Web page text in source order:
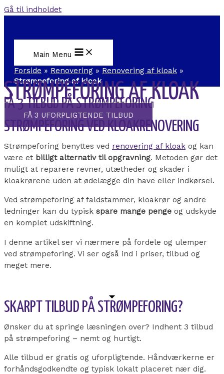
Gå til indholdet
Main Menu
Forside » Renovering » Renovering af kloak »
Strømpeforing af kloak
STRØMPEFORING AF KLOAK
FÅ 3 TILBUD PÅ STRØMPEFORING
FÅ 3 UFORPLIGTENDE TILBUD
STRØMPEFORING VED KLOAKRENOVERING
Strømpeforing benyttes ved renovering af kloak og kan
være et billigt alternativ til opgravning. Metoden gør det
muligt at reparere revner, utætheder og skader i
kloakrørene uden at ødelægge din have eller indkørsel.
Ved strømpeforing af faldstammer, kloakrør og andre
ledninger kan du typisk spare mange penge og udskyde
en komplet udskiftning.
I denne artikel ser vi nærmere på fordele og ulemper
ved strømpeforing. Vi ser også ind i priser, tilbud og
meget mere.
SKARPT TILBUD PÅ STRØMPEFORING?
Ønsker du at springe læsningen over? Indhent 3 tilbud
på strømpeforing – nemt og hurtigt.
Alle tilbud er gratis og uforpligtende. Håndværkerne er
forhåndsgodkendte og typisk lokalt placeret nær dig.